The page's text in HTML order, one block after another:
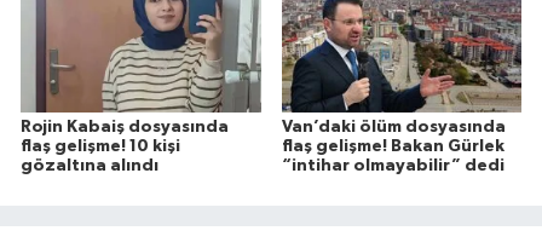
Rojin Kabaiş dosyasında
flaş gelişme! 10 kişi
gözaltına alındı
Van’daki ölüm dosyasında
flaş gelişme! Bakan Gürlek
“intihar olmayabilir” dedi